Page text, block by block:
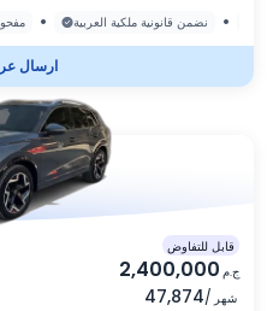
• نضمن قانونية ملكية العربية •
ارسال
قابل للتفاوض
2,400,000 ج.م
47,874/ شهر